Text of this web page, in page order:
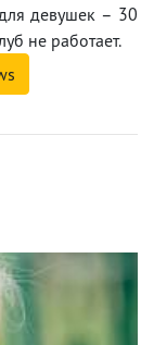
девушек – 30
не работает.